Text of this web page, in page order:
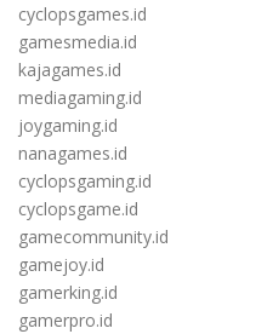
cyclopsgames.id
gamesmedia.id
kajagames.id
mediagaming.id
joygaming.id
nanagames.id
cyclopsgaming.id
cyclopsgame.id
gamecommunity.id
gamejoy.id
gamerking.id
gamerpro.id